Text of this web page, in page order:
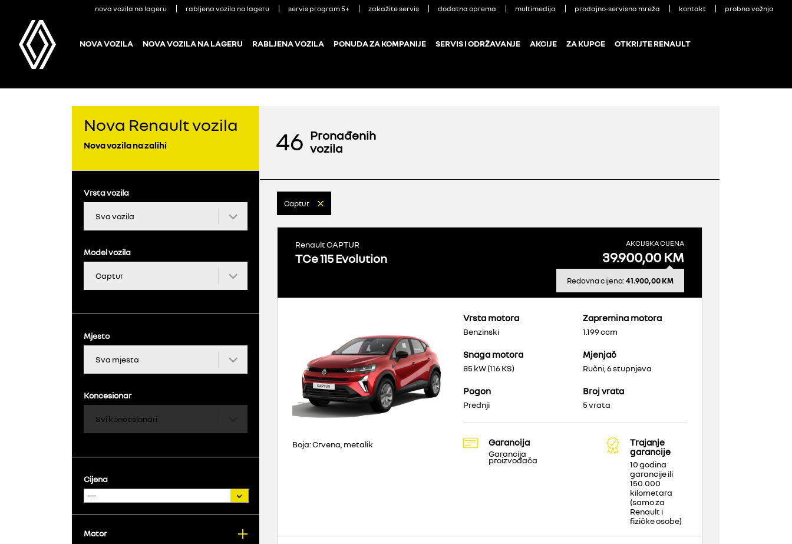
nova vozila na lageru rabljena vozila na lageru servis program 5+ zakažite servis dodatna oprema multimedija prodajno-servisna mreža kontakt probna vožnja
NOVA VOZILA NOVA VOZILA NA LAGERU RABLJENA VOZILA PONUDA ZA KOMPANIJE SERVIS I ODRŽAVANJE AKCIJE ZA KUPCE OTKRIJTE RENAULT
Nova Renault vozila
Nova vozila na zalihi
Vrsta vozila
Model vozila
Mjesto
Koncesionar
Cijena
Motor
46 Pronađenih
vozila
Captur
Renault CAPTUR
TCe 115 Evolution
AKCIJSKA CIJENA
39.900,00 KM
Redovna cijena:41.900,00 KM
Boja: Crvena, metalik
Vrsta motora
Benzinski
Zapremina motora
1.199 ccm
Snaga motora
85 kW (116 KS)
Mjenjač
Ručni, 6 stupnjeva
Pogon
Prednji
Broj vrata
5 vrata
Garancija
Garancija
proizvođača
Trajanje
garancije
10 godina
garancije ili
150.000
kilometara
(samo za
Renault i
fizičke osobe)